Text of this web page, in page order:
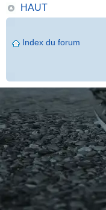
HAUT
Index du forum